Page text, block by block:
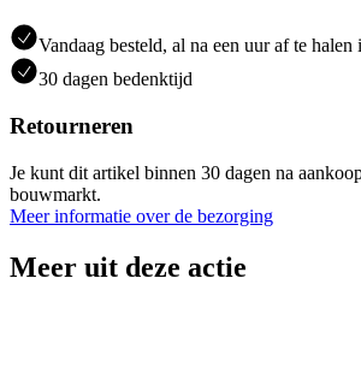
Vandaag besteld, al na een uur af te
30 dagen bedenktijd
Retourneren
Je kunt dit artikel binnen 30 dagen na
bouwmarkt.
Meer informatie over de bezorging
Meer uit deze actie